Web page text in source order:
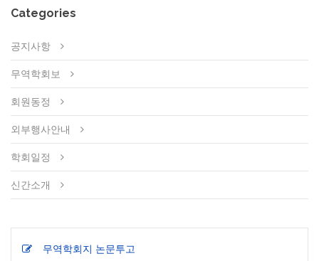
Categories
공지사항
무역학회보
회원동정
외부행사안내
학회일정
신간소개
무역학회지 논문투고